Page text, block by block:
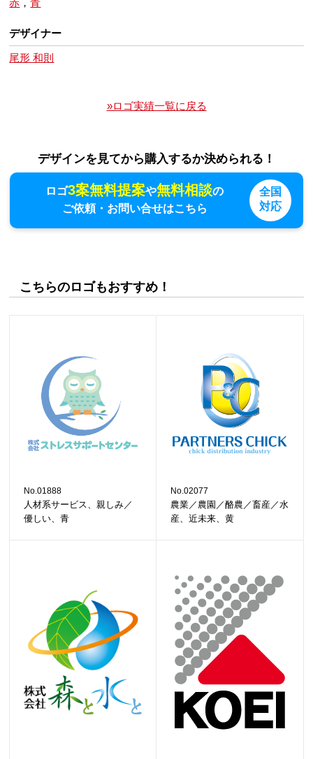
赤 ，青
デザイナー
尾形 和則
»ロゴ実績一覧に戻る
デザインを見てから購入するか決められる！
ロゴ3案無料提案や無料相談の
ご依頼・お問い合せはこちら
全国
対応
こちらのロゴもおすすめ！
No.01888
人材系サービス、親しみ／
優しい、青
No.02077
農業／農園／酪農／畜産／水
産、近未来、黄